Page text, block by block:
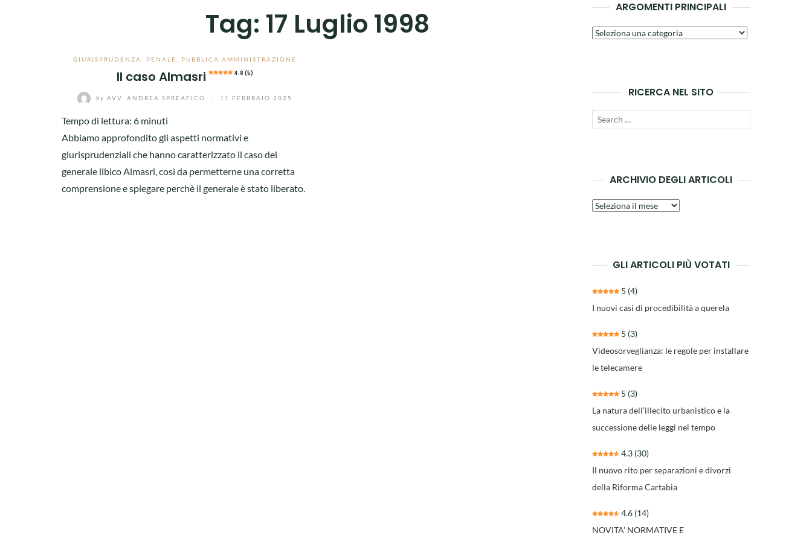
Tag: 17 Luglio 1998
GIURISPRUDENZA PENALE PUBBLICA AMMINISTRAZIONE
Il caso Almasri 4.8 (5)
by AVV. ANDREA SPREAFICO 11 FEBBRAIO 2025
Tempo di lettura: 6 minuti
Abbiamo approfondito gli aspetti normativi e
giurisprudenziali che hanno caratterizzato il caso del
generale libico Almasri, così da permetterne una corretta
comprensione e spiegare perchè il generale è stato liberato.
ARGOMENTI PRINCIPALI
Argomenti
RICERCA NEL SITO
Search
ARCHIVIO DEGLI ARTICOLI
Archivio
GLI ARTICOLI PIÙ VOTATI
5 (4)
I nuovi casi di procedibilità a querela
5 (3)
Videosorveglianza: le regole per installare
le telecamere
5 (3)
La natura dell’illecito urbanistico e la
successione delle leggi nel tempo
4.3 (30)
Il nuovo rito per separazioni e divorzi
della Riforma Cartabia
4.6 (14)
NOVITA’ NORMATIVE E